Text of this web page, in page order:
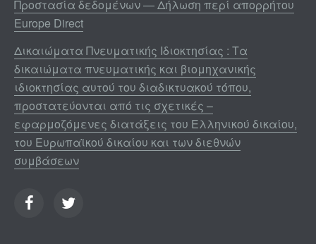
Προστασία δεδομένων — Δήλωση περί απορρήτου
Europe Direct
Δικαιώματα Πνευματικής Ιδιοκτησίας : Τα
δικαιώματα πνευματικής και βιομηχανικής
ιδιοκτησίας αυτού του διαδικτυακού τόπου,
προστατεύονται από τις σχετικές –
εφαρμοζόμενες διατάξεις του Ελληνικού δικαίου,
του Ευρωπαϊκού δικαίου και των διεθνών
συμβάσεων